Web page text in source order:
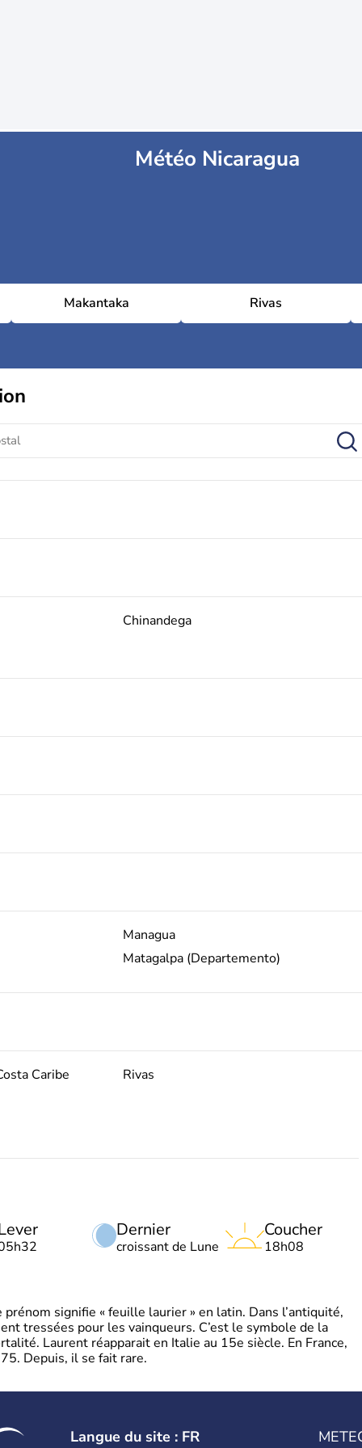
Météo Nicaragua
Makantaka Rivas
Chinandega
Managua
Matagalpa (Departemento)
Caribe Rivas
Dernier
croissant de Lune
Coucher
18h08
signifie « feuille laurier » en latin. Dans l’antiquité,
tressées pour les vainqueurs. C’est le symbole de la
Laurent réapparait en Italie au 15e siècle. En France,
Depuis, il se fait rare.
Langue du site : FR